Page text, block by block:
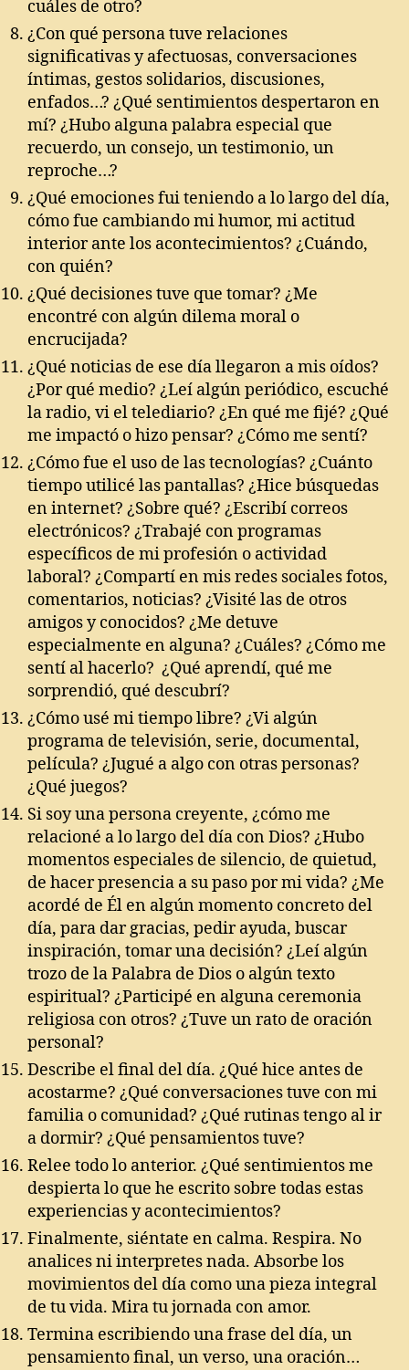
cuáles de otro?
¿Con qué persona tuve relaciones
significativas y afectuosas, conversaciones
íntimas, gestos solidarios, discusiones,
enfados…? ¿Qué sentimientos despertaron en
mí? ¿Hubo alguna palabra especial que
recuerdo, un consejo, un testimonio, un
reproche…?
¿Qué emociones fui teniendo a lo largo del día,
cómo fue cambiando mi humor, mi actitud
interior ante los acontecimientos? ¿Cuándo,
con quién?
¿Qué decisiones tuve que tomar? ¿Me
encontré con algún dilema moral o
encrucijada?
¿Qué noticias de ese día llegaron a mis oídos?
¿Por qué medio? ¿Leí algún periódico, escuché
la radio, vi el telediario? ¿En qué me fijé? ¿Qué
me impactó o hizo pensar? ¿Cómo me sentí?
¿Cómo fue el uso de las tecnologías? ¿Cuánto
tiempo utilicé las pantallas? ¿Hice búsquedas
en internet? ¿Sobre qué? ¿Escribí correos
electrónicos? ¿Trabajé con programas
específicos de mi profesión o actividad
laboral? ¿Compartí en mis redes sociales fotos,
comentarios, noticias? ¿Visité las de otros
amigos y conocidos? ¿Me detuve
especialmente en alguna? ¿Cuáles? ¿Cómo me
sentí al hacerlo? ¿Qué aprendí, qué me
sorprendió, qué descubrí?
¿Cómo usé mi tiempo libre? ¿Vi algún
programa de televisión, serie, documental,
película? ¿Jugué a algo con otras personas?
¿Qué juegos?
Si soy una persona creyente, ¿cómo me
relacioné a lo largo del día con Dios? ¿Hubo
momentos especiales de silencio, de quietud,
de hacer presencia a su paso por mi vida? ¿Me
acordé de Él en algún momento concreto del
día, para dar gracias, pedir ayuda, buscar
inspiración, tomar una decisión? ¿Leí algún
trozo de la Palabra de Dios o algún texto
espiritual? ¿Participé en alguna ceremonia
religiosa con otros? ¿Tuve un rato de oración
personal?
Describe el final del día. ¿Qué hice antes de
acostarme? ¿Qué conversaciones tuve con mi
familia o comunidad? ¿Qué rutinas tengo al ir
a dormir? ¿Qué pensamientos tuve?
Relee todo lo anterior. ¿Qué sentimientos me
despierta lo que he escrito sobre todas estas
experiencias y acontecimientos?
Finalmente, siéntate en calma. Respira. No
analices ni interpretes nada. Absorbe los
movimientos del día como una pieza integral
de tu vida. Mira tu jornada con amor.
Termina escribiendo una frase del día, un
pensamiento final, un verso, una oración…